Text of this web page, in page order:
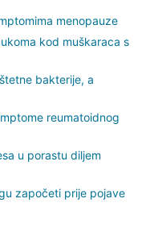
menopauze
kod muškaraca s
bakterije, a
reumatoidnog
u porastu diljem
započeti prije pojave